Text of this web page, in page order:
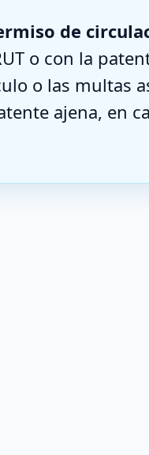
de
o con la
o las multas
ajena, en